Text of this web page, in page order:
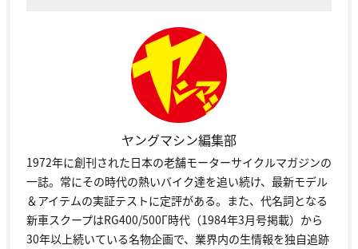
ヤングマシン編集部
1972年に創刊された日本の老舗モーターサイクルマガジンの
一誌。常にその時代の熱いバイク達を追い続け、最新モデル
＆アイテムの実証テストに定評がある。また、代名詞となる
新車スクープはRG400/500Γ時代（1984年3月号掲載）から
30年以上続いている名物企画で、業界内の生情報を独自追跡